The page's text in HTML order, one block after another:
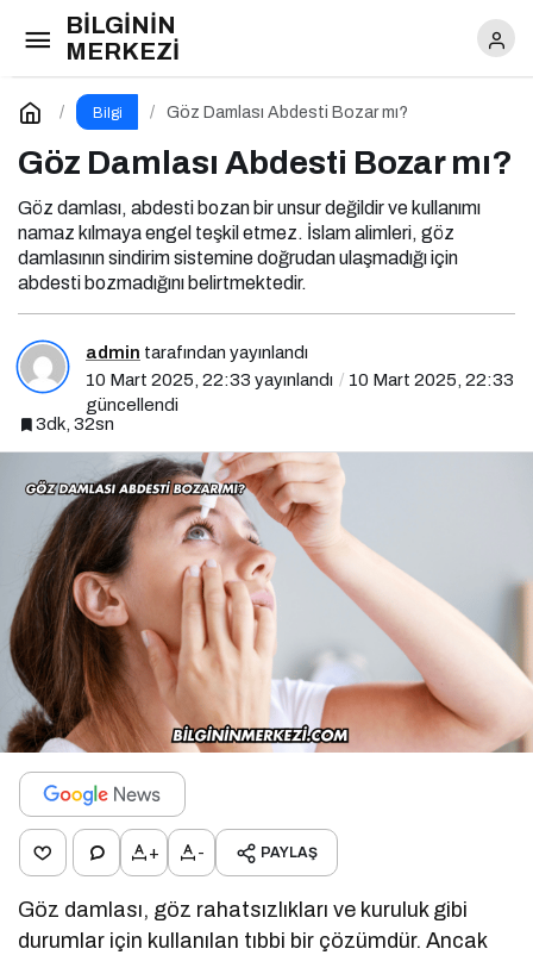
BİLGİNİN
MERKEZİ
Bilgi Göz Damlası Abdesti Bozar mı?
Göz Damlası Abdesti Bozar mı?
Göz damlası, abdesti bozan bir unsur değildir ve kullanımı
namaz kılmaya engel teşkil etmez. İslam alimleri, göz
damlasının sindirim sistemine doğrudan ulaşmadığı için
abdesti bozmadığını belirtmektedir.
admin tarafından yayınlandı
10 Mart 2025, 22:33 yayınlandı
10 Mart 2025, 22:33
güncellendi
3dk, 32sn
+ - PAYLAŞ
Göz damlası, göz rahatsızlıkları ve kuruluk gibi
durumlar için kullanılan tıbbi bir çözümdür. Ancak
Göz Damlası Abdesti Bozar mı?
Yorum Yap